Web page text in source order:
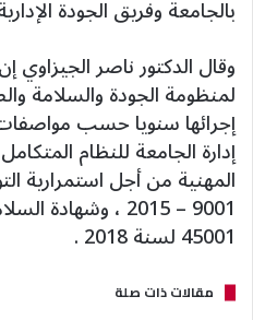
بالجامعة وفريق الجودة
وقال الدكتور ناصر الجيزاوي
لمنظومة الجودة والسلامة
إجرائها سنويا حسب
إدارة الجامعة للنظام
المهنية من أجل استمرارية
9001 – 2015 ،
45001 لسنة 2018 .
مقالات ذات صلة